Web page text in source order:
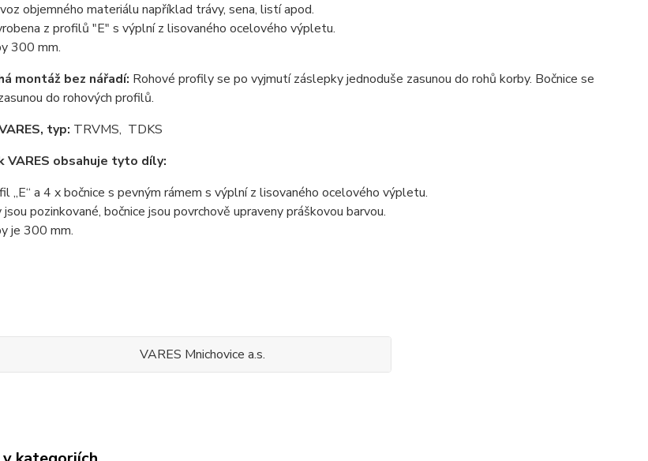
objemného materiálu například trávy, sena, listí apod.
z profilů "E" s výplní z lisovaného ocelového výpletu.
300 mm.
montáž bez nářadí: Rohové profily se po vyjmutí záslepky jednoduše zasunou do rohů korby. Bočnice se
do rohových profilů.
typ: TRVMS, TDKS
VARES obsahuje tyto díly:
„E“ a 4 x bočnice s pevným rámem s výplní z lisovaného ocelového výpletu.
pozinkované, bočnice jsou povrchově upraveny práškovou barvou.
je 300 mm.
VARES Mnichovice a.s.